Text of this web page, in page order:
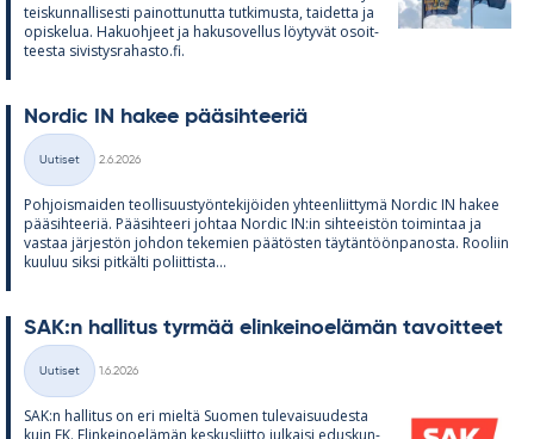
teis­kun­nal­li­sesti pai­not­tu­nutta tut­ki­musta, tai­detta ja
opis­ke­lua. Ha­kuoh­jeet ja ha­kuso­vel­lus löy­ty­vät osoit­
teesta si­vis­tys­ra­hasto.fi.
Nor­dic IN ha­kee pää­sih­tee­riä
Kategoriat
Uutiset
2.6.2026
Poh­jois­mai­den teol­li­suus­työn­te­ki­jöi­den yh­teen­liit­tymä Nor­dic IN ha­kee
pää­sih­tee­riä. Pää­sih­teeri joh­taa Nor­dic IN:in sih­tee­is­tön toi­min­taa ja
vas­taa jär­jes­tön joh­don te­ke­mien pää­tös­ten täy­tän­töön­pa­nosta. Roo­liin
kuu­luu siksi pit­kälti po­liit­tista...
SAK:n hal­li­tus tyr­mää elin­kei­noe­lä­män ta­voit­teet
Kategoriat
Uutiset
1.6.2026
SAK:n hal­li­tus on eri mieltä Suo­men tu­le­vai­suu­desta